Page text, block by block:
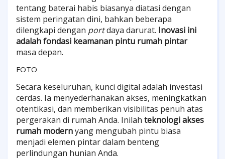
tentang baterai habis biasanya diatasi dengan
sistem peringatan dini, bahkan beberapa
dilengkapi dengan portdaya darurat. Inovasi ini
adalah fondasi keamanan pintu rumah pintar
masa depan.
FOTO
Secara keseluruhan, kunci digital adalah investasi
cerdas. Ia menyederhanakan akses, meningkatkan
otentikasi, dan memberikan visibilitas penuh atas
pergerakan di rumah Anda. Inilah teknologi akses
rumah modernyang mengubah pintu biasa
menjadi elemen pintar dalam benteng
perlindungan hunian Anda.